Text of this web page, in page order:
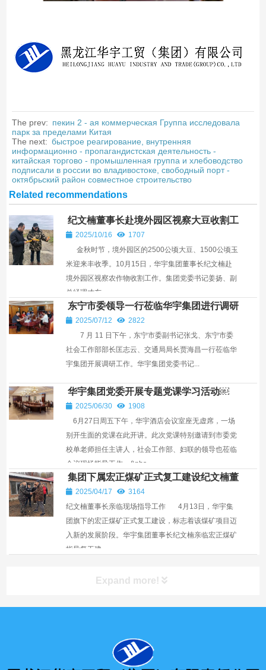
The prev: пекин 2 - ая коммерческая Группа исследовала
парк за пределами Китая
The next: быстрое реагирование, внутренняя
информационно - пропагандистская деятельность -
китайская торгово - промышленная группа и хлебоводство
подписали в россии во владивостоке, свободный порт -
октябрьский район совместное строительство
Related recommendations
纪文楠董事长赴境外园区视察大豆收割工
作2025/10/16
1707
金秋时节，境外园区的2500公顷大豆、1500公顷玉
米迎来丰收季。10月15日，华宇集团董事长纪文楠赴
境外园区视察农作物收割工作。集团党委书记姜扬、副
总经理才东...
东宁市委领导一行莅临华宇集团进行调研
￼2025/07/12
2822
7 月 11 日下午，东宁市委副书记张戈、东宁市委
社会工作部部长匡志云、交通局局长贾海昌一行莅临华
宇集团开展调研工作。华宇集团党委书记...
华宇集团党委开展专题党课学习活动￼
2025/06/30
1908
6月27日周五下午，华宇酒店会议室座无虚席，一场
别开生面的党课在此开讲。此次党课特别邀请到市委党
校单老师担任主讲人，社会工作部、妇联的领导也莅临
会议现场指导工作。​ &nbs...
集团下属宏正煤矿正式复工建设纪文楠董
事长亲临现场指导工作￼
2025/04/17
3164
纪文楠董事长亲临现场指导工作 4月13日，华宇集
团旗下的宏正煤矿正式复工建设，标志着该煤矿项目迈
入新的发展阶段。华宇集团董事长纪文楠亲临宏正煤矿
指导复工建...
Expand more!